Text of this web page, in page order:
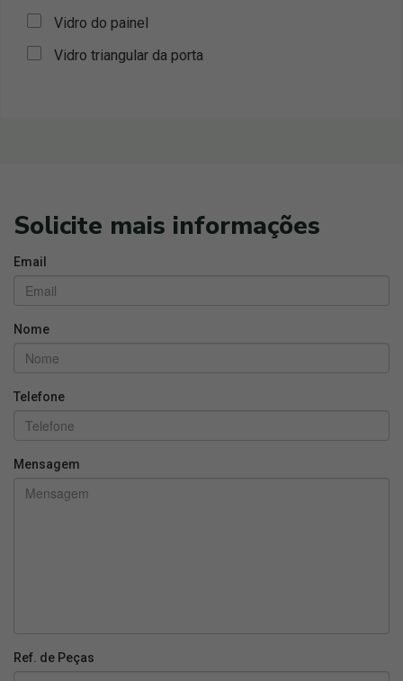
Vidro do painel
Vidro triangular da porta
Solicite mais informações
Email
Nome
Telefone
Mensagem
Ref. de Peças